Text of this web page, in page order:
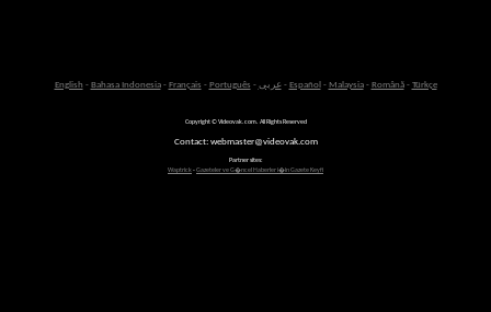
English - Bahasa Indonesia- Français - Português - عربى- Español - Malaysia- Română- Türkçe
Copyright © Videovak.com. All Rights Reserved
Contact: webmaster@videovak.com
Partner sites:
Waptrick-Gazeteler ve G�ncel Haberler i�in Gazete Keyfi